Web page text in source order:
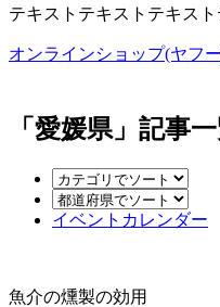
テキストテキストテキス
オンラインショップ(ヤフ
「愛媛県」記事
イベントカレンダー
魚介の燻製の効用